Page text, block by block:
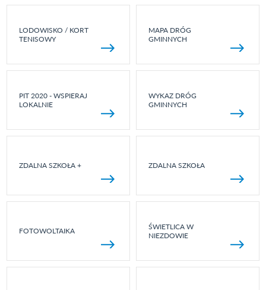
LODOWISKO / KORT
TENISOWY
MAPA DRÓG
GMINNYCH
PIT 2020 - WSPIERAJ
LOKALNIE
WYKAZ DRÓG
GMINNYCH
ZDALNA SZKOŁA + ZDALNA SZKOŁA
FOTOWOLTAIKA
ŚWIETLICA W
NIEZDOWIE